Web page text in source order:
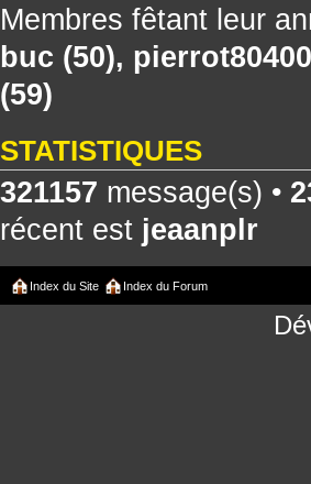
Membres fêtant leur
buc (50), pierrot80400
(59)
STATISTIQUES
321157 message(s) •
récent est jeaanplr
Index du Site Index du Forum